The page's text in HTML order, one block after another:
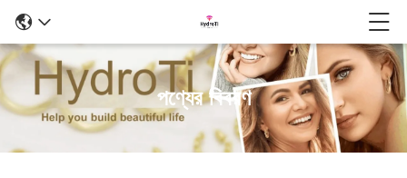
পণ্যের বিবরণ